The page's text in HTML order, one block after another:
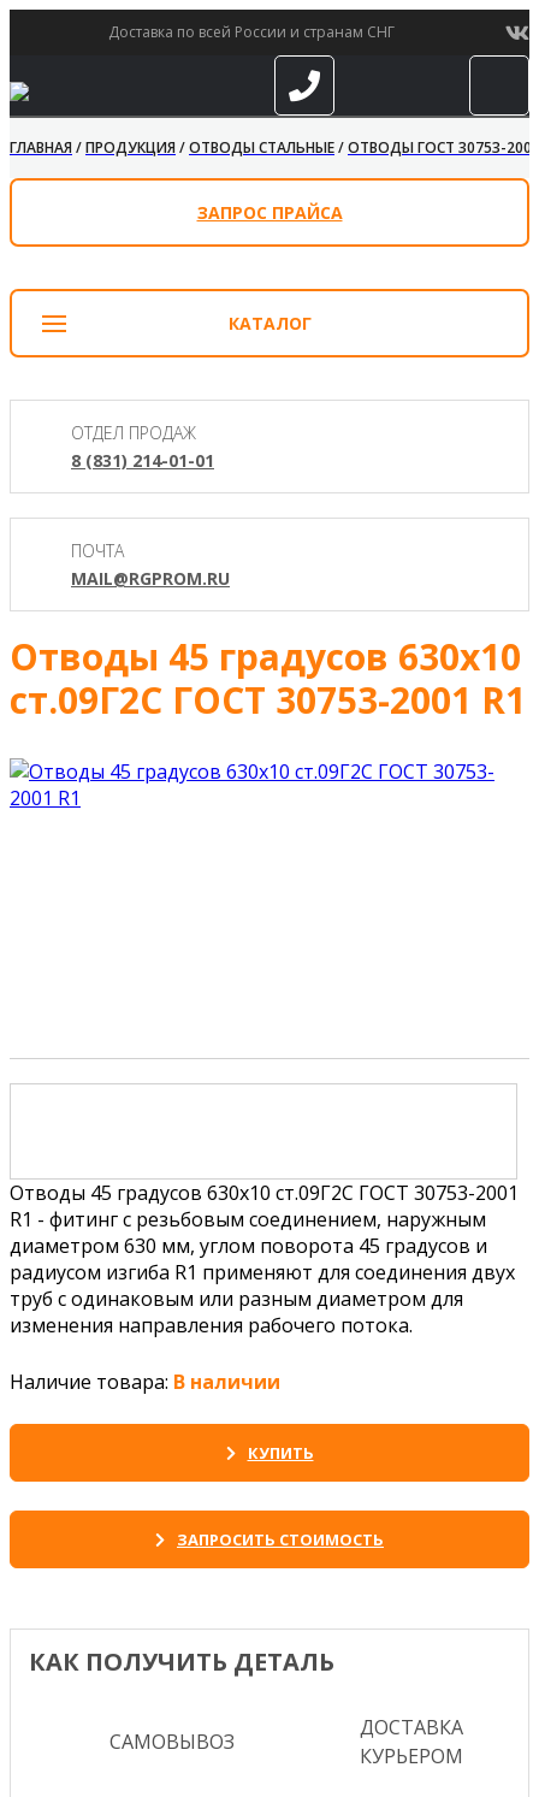
Доставка по всей России и странам СНГ
ГЛАВНАЯ/ПРОДУКЦИЯ/ОТВОДЫ СТАЛЬНЫЕ/ОТВОДЫ ГОСТ 30753-
ЗАПРОС ПРАЙСА
КАТАЛОГ
ОТДЕЛ ПРОДАЖ
8 (831) 214-01-01
ПОЧТА
MAIL@RGPROM.RU
Отводы 45 градусов 630х10
ст.09Г2С ГОСТ 30753-2001 R1
Отводы 45 градусов 630х10 ст.09Г2С ГОСТ 30753-2001
R1 - фитинг с резьбовым соединением, наружным
диаметром 630 мм, углом поворота 45 градусов и
радиусом изгиба R1 применяют для соединения двух
труб с одинаковым или разным диаметром для
изменения направления рабочего потока.
Наличие товара: В наличии
КУПИТЬ
ЗАПРОСИТЬ СТОИМОСТЬ
КАК ПОЛУЧИТЬ ДЕТАЛЬ
САМОВЫВОЗ
ДОСТАВКА
КУРЬЕРОМ